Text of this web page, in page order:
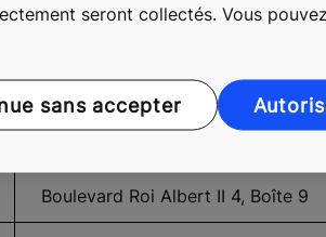
Missing Resource with key:
Boulevard Roi Albert II 4, Boîte 9
seront collectés. Vous
sans accepter